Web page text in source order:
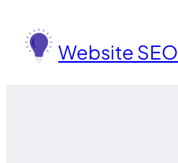
konten
Website SEO